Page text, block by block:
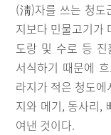
(淸)자를 쓰는 청도
지보다 민물고기가
도랑 및 수로 등
서식하기 때문에
라지가 적은 청도
지와 메기, 동사리,
여낸 것이다.